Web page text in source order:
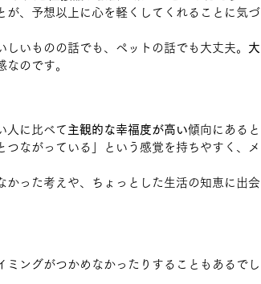
が、予想以上に心を軽くしてくれることに気づ
いものの話でも、ペットの話でも大丈夫。 大
なのです。
人に比べて 主観的な幸福度が高い傾向にあると
ながっている」という感覚を持ちやすく、メ
った考えや、ちょっとした生活の知恵に出会
ングがつかめなかったりすることもあるでし